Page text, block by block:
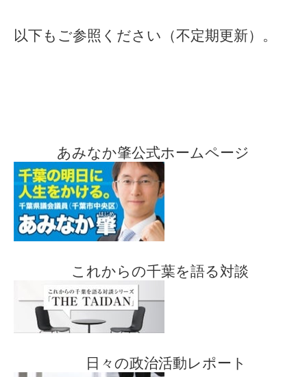
以下もご参照ください（不定期更新）。
あみなか肇公式ホームページ
これからの千葉を語る対談
日々の政治活動レポート